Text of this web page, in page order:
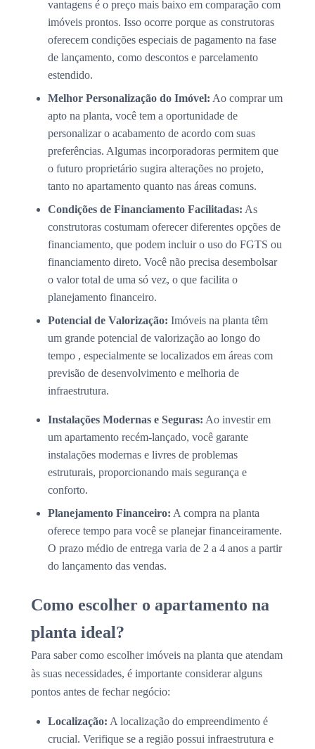
vantagens é o preço mais baixo em comparação com
imóveis prontos. Isso ocorre porque as construtoras
oferecem condições especiais de pagamento na fase
de lançamento, como descontos e parcelamento
estendido.
Melhor Personalização do Imóvel: Ao comprar um
apto na planta, você tem a oportunidade de
personalizar o acabamento de acordo com suas
preferências. Algumas incorporadoras permitem que
o futuro proprietário sugira alterações no projeto,
tanto no apartamento quanto nas áreas comuns.
Condições de Financiamento Facilitadas: As
construtoras costumam oferecer diferentes opções de
financiamento, que podem incluir o uso do FGTS ou
financiamento direto. Você não precisa desembolsar
o valor total de uma só vez, o que facilita o
planejamento financeiro.
Potencial de Valorização: Imóveis na planta têm
um grande potencial de valorização ao longo do
tempo , especialmente se localizados em áreas com
previsão de desenvolvimento e melhoria de
infraestrutura.
Instalações Modernas e Seguras: Ao investir em
um apartamento recém-lançado, você garante
instalações modernas e livres de problemas
estruturais, proporcionando mais segurança e
conforto.
Planejamento Financeiro: A compra na planta
oferece tempo para você se planejar financeiramente.
O prazo médio de entrega varia de 2 a 4 anos a partir
do lançamento das vendas.
Como escolher o apartamento na
planta ideal?
Para saber como escolher imóveis na planta que atendam
às suas necessidades, é importante considerar alguns
pontos antes de fechar negócio:
Localização: A localização do empreendimento é
crucial. Verifique se a região possui infraestrutura e